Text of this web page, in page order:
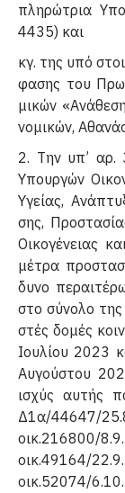
πληρώτρια
4435) και
κγ. της υπό
φασης του
μικών
νομικών,
2. Την υπ’ αρ.
Υπουργών
Υγείας,
σης,
Οικογένειας
μέτρα
δυνο
στο σύνολο της
στές δομές
Ιουλίου 2023
Αυγούστου
ισχύς αυτής
Δ1α/